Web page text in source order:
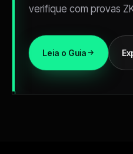
verifique com provas
Leia o Guia